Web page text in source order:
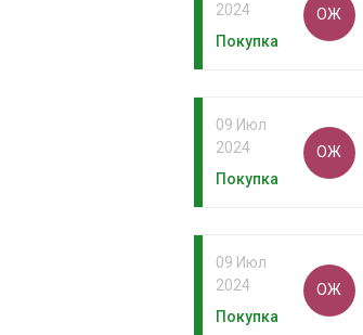
2024
Покупка
ОЖ
09 Июл
2024
Покупка
ОЖ
09 Июл
2024
Покупка
ОЖ